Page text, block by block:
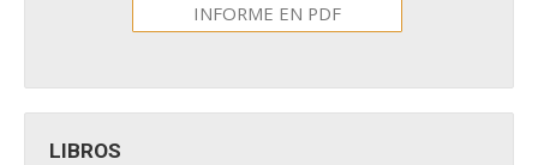
INFORME EN PDF
LIBROS